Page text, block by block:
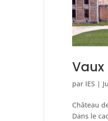
par IES |
Château
Dans le